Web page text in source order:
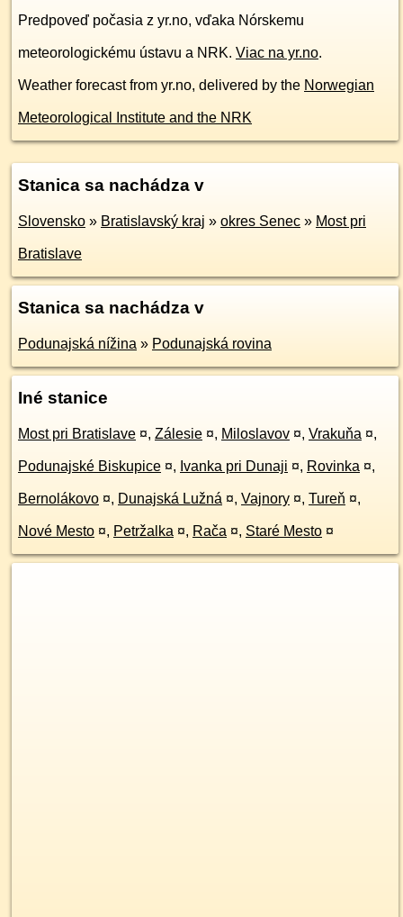
Predpoveď počasia z yr.no, vďaka Nórskemu
meteorologickému ústavu a NRK. Viac na yr.no.
Weather forecast from yr.no, delivered by the Norwegian
Meteorological Institute and the NRK
Stanica sa nachádza v
Slovensko » Bratislavský kraj » okres Senec » Most pri
Bratislave
Stanica sa nachádza v
Podunajská nížina » Podunajská rovina
Iné stanice
Most pri Bratislave ¤, Zálesie ¤, Miloslavov ¤, Vrakuňa ¤,
Podunajské Biskupice ¤, Ivanka pri Dunaji ¤, Rovinka ¤,
Bernolákovo ¤, Dunajská Lužná ¤, Vajnory ¤, Tureň ¤,
Nové Mesto ¤, Petržalka ¤, Rača ¤, Staré Mesto ¤